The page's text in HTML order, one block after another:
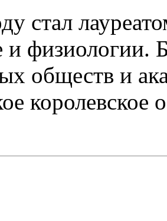
стал
и физиологии.
обществ и
королевское